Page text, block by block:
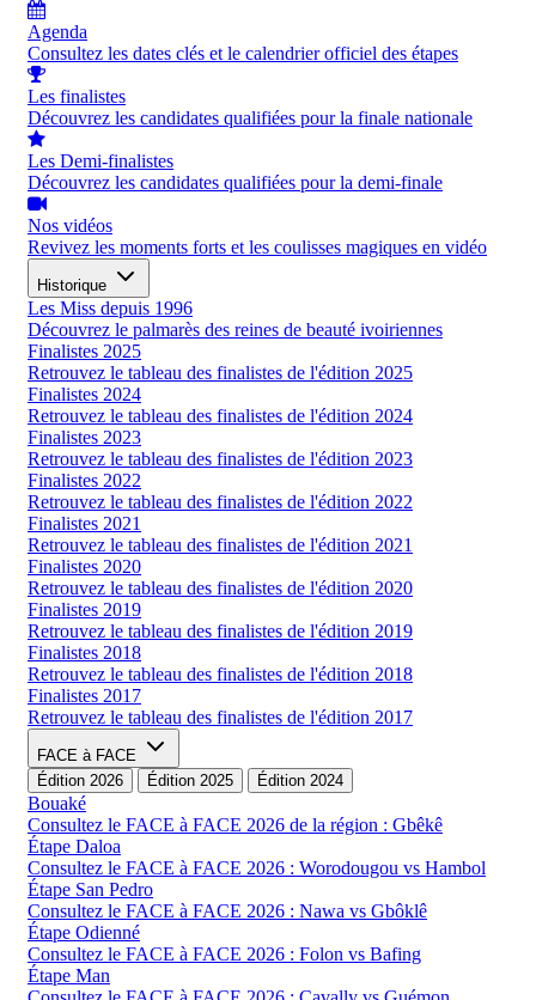
Agenda
Consultez les dates clés et le calendrier officiel des étapes
Les finalistes
Découvrez les candidates qualifiées pour la finale nationale
Les Demi-finalistes
Découvrez les candidates qualifiées pour la demi-finale
Nos vidéos
Revivez les moments forts et les coulisses magiques en vidéo
Historique
Les Miss depuis 1996
Découvrez le palmarès des reines de beauté ivoiriennes
Finalistes 2025
Retrouvez le tableau des finalistes de l'édition 2025
Finalistes 2024
Retrouvez le tableau des finalistes de l'édition 2024
Finalistes 2023
Retrouvez le tableau des finalistes de l'édition 2023
Finalistes 2022
Retrouvez le tableau des finalistes de l'édition 2022
Finalistes 2021
Retrouvez le tableau des finalistes de l'édition 2021
Finalistes 2020
Retrouvez le tableau des finalistes de l'édition 2020
Finalistes 2019
Retrouvez le tableau des finalistes de l'édition 2019
Finalistes 2018
Retrouvez le tableau des finalistes de l'édition 2018
Finalistes 2017
Retrouvez le tableau des finalistes de l'édition 2017
FACE à FACE
Édition 2026
Édition 2025 Édition 2024
Bouaké
Consultez le FACE à FACE 2026 de la région : Gbêkê
Étape Daloa
Consultez le FACE à FACE 2026 : Worodougou vs Hambol
Étape San Pedro
Consultez le FACE à FACE 2026 : Nawa vs Gbôklê
Étape Odienné
Consultez le FACE à FACE 2026 : Folon vs Bafing
Étape Man